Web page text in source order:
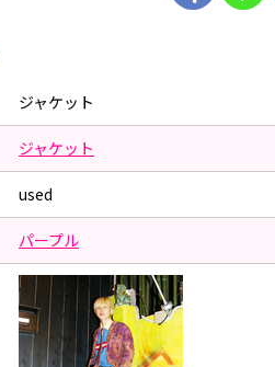
ジャケット
ジャケット
used
パープル